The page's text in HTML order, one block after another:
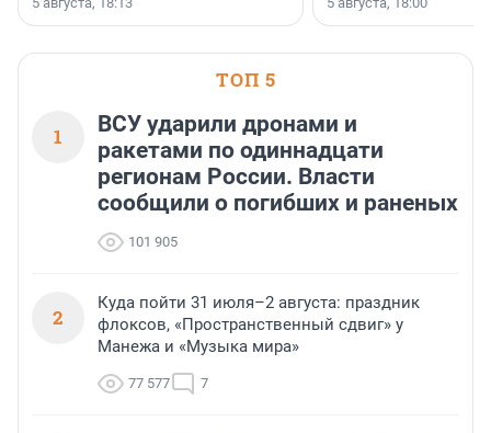
ТОП 5
1
ВСУ ударили дронами и
ракетами по одиннадцати
регионам России. Власти
сообщили о погибших и раненых
101 905
2
Куда пойти 31 июля–2 августа: праздник
флоксов, «Пространственный сдвиг» у
Манежа и «Музыка мира»
77 577 7